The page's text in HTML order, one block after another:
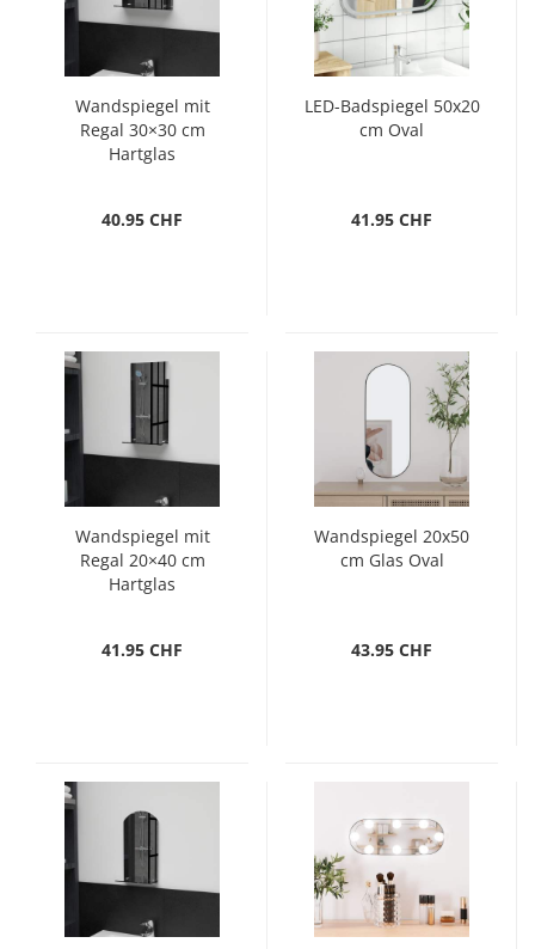
Wandspiegel mit
Regal 30×30 cm
Hartglas
40.95 CHF
LED-Badspiegel 50x20
cm Oval
41.95 CHF
Wandspiegel mit
Regal 20×40 cm
Hartglas
41.95 CHF
Wandspiegel 20x50
cm Glas Oval
43.95 CHF